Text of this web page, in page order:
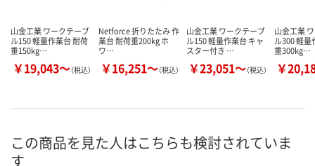
山金工業 ワークテーブ
ル150 軽量作業台 耐荷
重150kg…
￥19,043～（税込）
Netforce 折りたたみ 作
業台 耐荷重200kg ホ
ワ…
￥16,251～（税込）
山金工業 ワークテーブ
ル150 軽量作業台 キャ
スター付き …
￥23,051～（税込）
山金工業
ル300 軽量
重300kg…
￥
この商品を見た人はこちらも検討されていま
す